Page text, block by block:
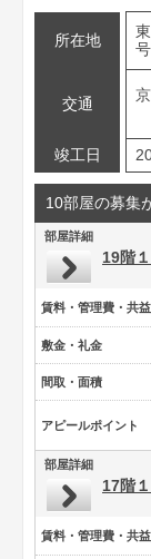
所在地
号
交通
竣工日
10部屋の募集
部屋詳細
19階
賃料・管理費・共
敷金・礼金
間取・面積
アピールポイント
部屋詳細
17階
賃料・管理費・共